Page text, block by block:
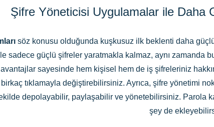
Şifre Yöneticisi Uygulamalar ile Daha
söz konusu olduğunda kuşkusuz ilk beklenti daha
sadece güçlü şifreler yaratmakla kalmaz, aynı zamanda
sayesinde hem kişisel hem de iş şifreleriniz
tıklamayla değiştirebilirsiniz. Ayrıca, şifre yönetimi
depolayabilir, paylaşabilir ve yönetebilirsiniz. Parola
şey de